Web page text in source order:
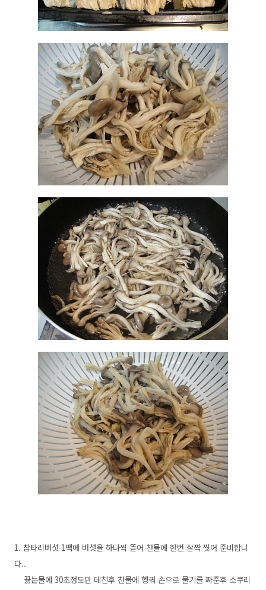
1. 참타리버섯 1팩에 버섯을 하나씩 뜯어 찬물에 한번 살짝 씻어 준비합니
다..
끓는물에 30초정도만 데친후 찬물에 헹궈 손으로 물기를 짜준후 소쿠리